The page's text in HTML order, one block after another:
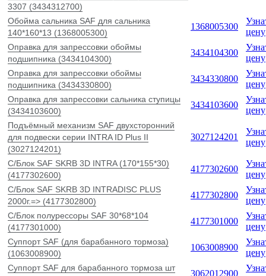
3307 (3434312700)
Обойма сальника SAF для сальника
140*160*13 (1368005300)
1368005300
цену
Оправка для запрессовки обоймы
подшипника (3434104300)
3434104300
цену
Оправка для запрессовки обоймы
подшипника (3434330800)
3434330800
цену
Оправка для запрессовки сальника ступицы
(3434103600)
3434103600
цену
Подъёмный механизм SAF двухсторонний
для подвески серии INTRA ID Plus II
(3027124201)
3027124201
цену
С/Блок SAF SKRB 3D INTRA (170*155*30)
(4177302600)
4177302600
цену
С/Блок SAF SKRB 3D INTRADISC PLUS
2000г.=> (4177302800)
4177302800
цену
С/Блок полурессоры SAF 30*68*104
(4177301000)
4177301000
цену
Суппорт SAF (для барабанного тормоза)
(1063008900)
1063008900
цену
Суппорт SAF для барабанного тормоза шт
3062012900